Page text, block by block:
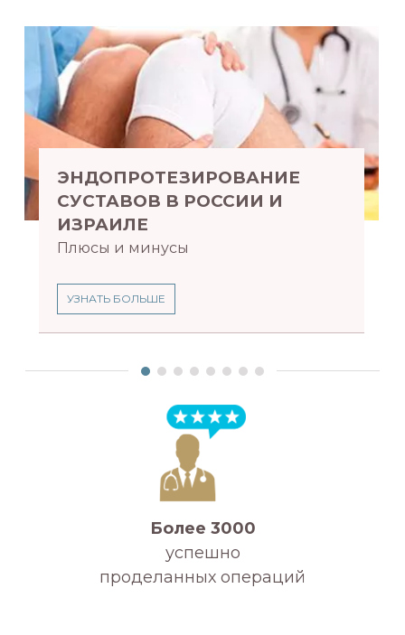
ЭНДОПРОТЕЗИРОВАНИЕ
СУСТАВОВ В РОССИИ И
ИЗРАИЛЕ
Плюсы и минусы
УЗНАТЬ БОЛЬШЕ
Более 3000
успешно
проделанных операций